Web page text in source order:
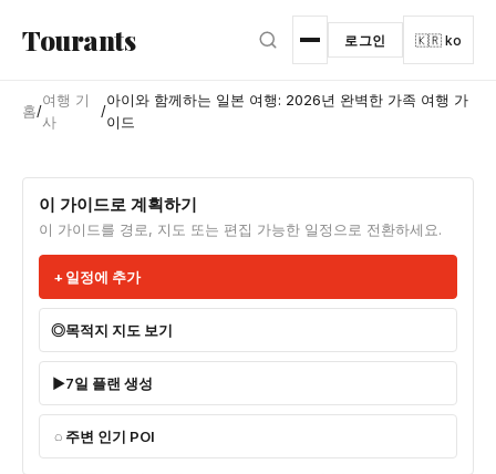
Tourants 로그인 🇰🇷 ko
홈/
여행 기
사
/
아이와 함께하는 일본 여행: 2026년 완벽한 가족 여행 가
이드
이 가이드로 계획하기
이 가이드를 경로, 지도 또는 편집 가능한 일정으로 전환하세요.
일정에 추가
목적지 지도 보기
7일 플랜 생성
주변 인기 POI